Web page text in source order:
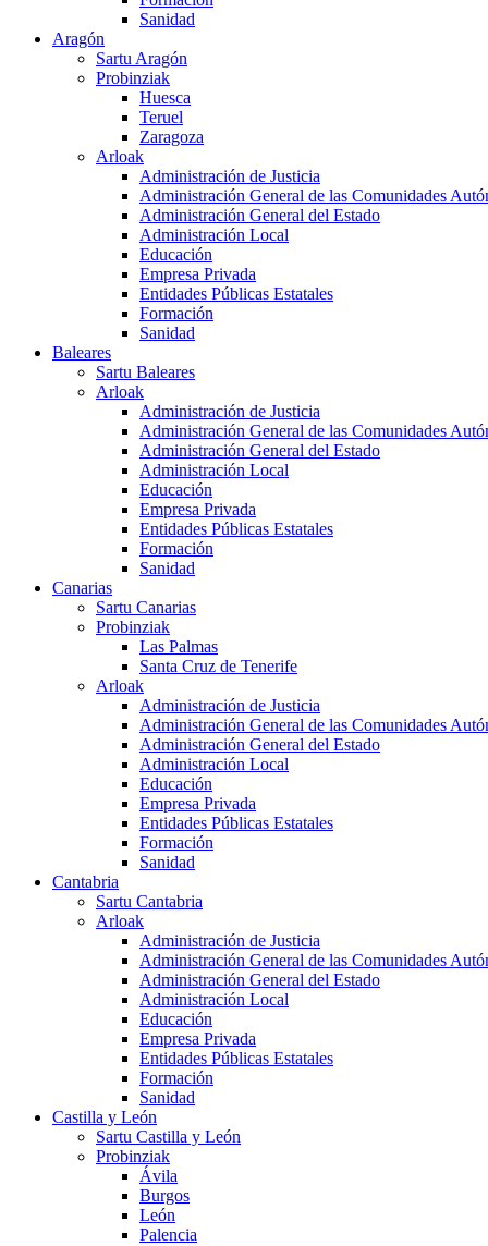
Sanidad
Aragón
Sartu Aragón
Probinziak
Huesca
Teruel
Zaragoza
Arloak
Administración de Justicia
Administración General de las Comunidades
Administración General del Estado
Administración Local
Educación
Empresa Privada
Entidades Públicas Estatales
Formación
Sanidad
Baleares
Sartu Baleares
Arloak
Administración de Justicia
Administración General de las Comunidades
Administración General del Estado
Administración Local
Educación
Empresa Privada
Entidades Públicas Estatales
Formación
Sanidad
Canarias
Sartu Canarias
Probinziak
Las Palmas
Santa Cruz de Tenerife
Arloak
Administración de Justicia
Administración General de las Comunidades
Administración General del Estado
Administración Local
Educación
Empresa Privada
Entidades Públicas Estatales
Formación
Sanidad
Cantabria
Sartu Cantabria
Arloak
Administración de Justicia
Administración General de las Comunidades
Administración General del Estado
Administración Local
Educación
Empresa Privada
Entidades Públicas Estatales
Formación
Sanidad
Castilla y León
Sartu Castilla y León
Probinziak
Ávila
Burgos
León
Palencia